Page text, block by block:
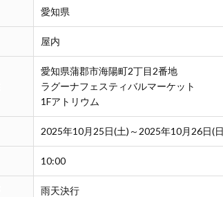
愛知県
屋内
愛知県蒲郡市海陽町2丁目2番地
ラグーナフェスティバルマーケット
1Fアトリウム
2025年10月25日(土)～2025年10月26日(
10:00
雨天決行